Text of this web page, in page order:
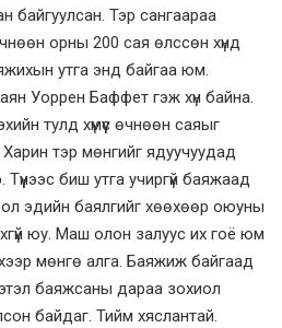
байгуулсан. Тэр сангаараа
орны 200 сая өлссөн хүнд
утга энд байгаа юм.
Уоррен Баффет гэж хүн байна.
тулд хүмүүс өчнөөн саяыг
тэр мөнгийг ядуучуудад
биш утга учиргүй баяжаад
эдийн баялгийг хөөхөөр оюуны
юу. Маш олон залуус их гоё юм
мөнгө алга. Баяжиж байгаад
баяжсаны дараа зохиол
байдаг. Тийм хяслантай.